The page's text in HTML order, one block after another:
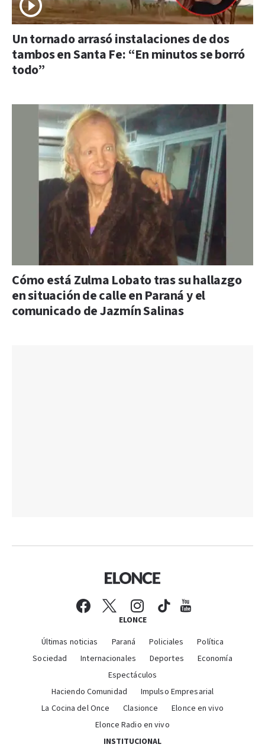
Un tornado arrasó instalaciones de dos
tambos en Santa Fe: “En minutos se borró
todo”
Cómo está Zulma Lobato tras su hallazgo
en situación de calle en Paraná y el
comunicado de Jazmín Salinas
ELONCE
Últimas noticias Paraná Policiales
Política
Sociedad
Internacionales Deportes
Economía
Espectáculos
Haciendo Comunidad
Impulso Empresarial
La Cocina del Once
Clasionce
Elonce en vivo
Elonce Radio en vivo
INSTITUCIONAL